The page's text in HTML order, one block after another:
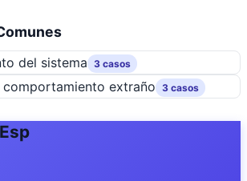
del sistema 3 casos
comportamiento extraño 3 casos